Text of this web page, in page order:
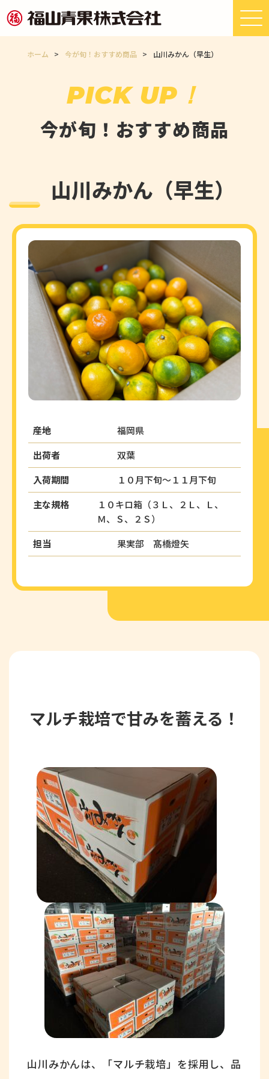
ホーム > 今が旬！おすすめ商品 > 山川みかん（早生）
PICK UP！
今が旬！おすすめ商品
山川みかん（早生）
産地
福岡県
出荷者
双葉
入荷期間
１０月下旬～１１月下旬
主な規格
１０キロ箱（３Ｌ、２Ｌ、Ｌ、
Ｍ、Ｓ、２Ｓ）
担当
果実部 髙橋燈矢
マルチ栽培で甘みを蓄える！
山川みかんは、「マルチ栽培」を採用し、品